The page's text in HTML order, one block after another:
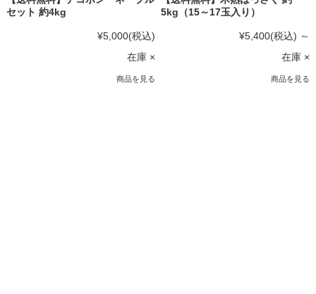
セット 約4kg
¥5,000(税込)
在庫 ×
商品を見る
5kg（15～17玉入り）
¥5,400(税込) ～
在庫 ×
商品を見る